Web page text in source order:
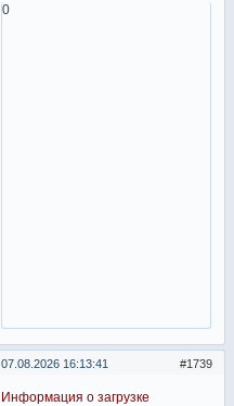
0
1739
07.08.2026 16:13:41
Информация о загрузке